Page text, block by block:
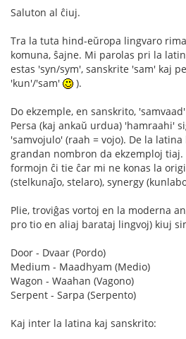
Saluton al ĉiuj.
Tra la tuta hind-eŭropa lingvaro
komuna, ŝajne. Mi parolas pri la
estas 'syn/sym', sanskrite 'sam' kaj
'kun'/'sam'
).
Do ekzemple, en sanskrito,
Persa (kaj ankaŭ urdua) 'hamraahi'
'samvojulo' (raah = vojo). De la
grandan nombron da ekzemploj
formojn ĉi tie ĉar mi ne konas la
(stelkunaĵo, stelaro), synergy
Plie, troviĝas vortoj en la moderna
pro tio en aliaj barataj lingvoj) kiuj
Door - Dvaar (Pordo)
Medium - Maadhyam (Medio)
Wagon - Waahan (Vagono)
Serpent - Sarpa (Serpento)
Kaj inter la latina kaj sanskrito: